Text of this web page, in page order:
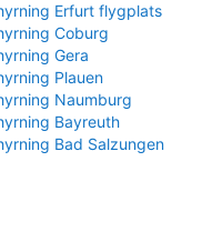
Erfurt flygplats
Coburg
Gera
Plauen
Naumburg
Bayreuth
Bad Salzungen